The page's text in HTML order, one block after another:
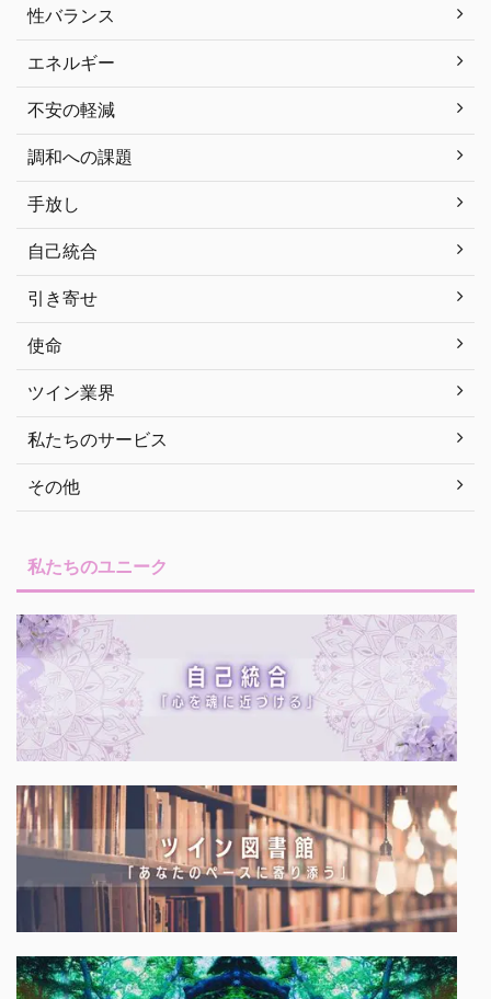
性バランス
エネルギー
不安の軽減
調和への課題
手放し
自己統合
引き寄せ
使命
ツイン業界
私たちのサービス
その他
私たちのユニーク